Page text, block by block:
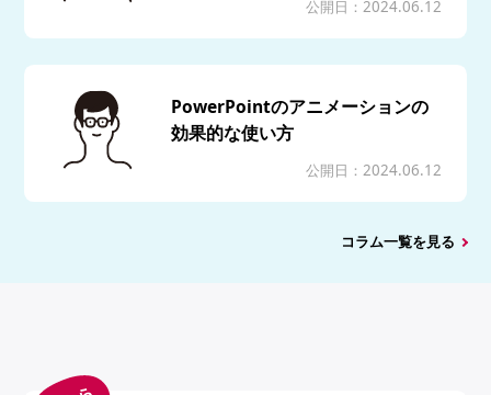
公開日：2024.06.12
PowerPointのアニメーションの
効果的な使い方
公開日：2024.06.12
コラム一覧を見る